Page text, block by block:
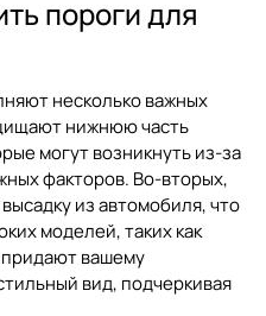
пороги для
несколько важных
нижнюю часть
могут возникнуть из-за
факторов. Во-вторых,
из автомобиля, что
моделей, таких как
придают вашему
вид, подчеркивая